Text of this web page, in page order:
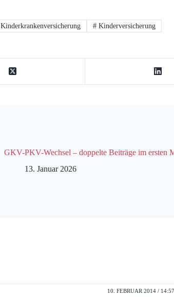
Kinderkrankenversicherung # Kinderversicherung
GKV-PKV-Wechsel – doppelte Beiträge im ersten
13. Januar 2026
10. FEBRUAR 2014 / 14:57